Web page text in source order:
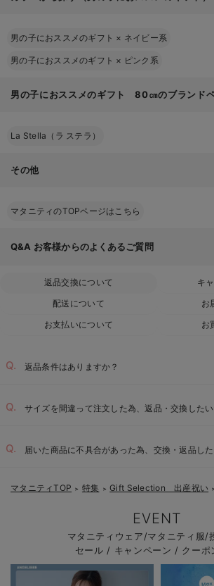
男の子におススメのギフト × ネイビー系
男の子におススメのギフト × ピンク系
男の子におススメのギフト 80㎝のブランド
La Stella（ラ ステラ）
その他
マタニティのTOPページはこちら
Q&A お客様からのよくあるご質問
返品交換について
キ
配送について
お
お支払いについて
お
返品条件はありますか？
サイズを間違って注文した為、返品・交換したい
届いた商品に不具合があった為、交換・返品し
マタニティTOP ＞ 特集 ＞ Gift Selection 出産祝い ＞
EVENT
マタニティウェア/マタニティ服/
セール / キャンペーン / クーポ